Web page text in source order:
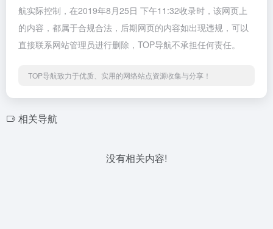
航实际控制，在2019年8月25日 下午11:32收录时，该网页上
的内容，都属于合规合法，后期网页的内容如出现违规，可以
直接联系网站管理员进行删除，TOP导航不承担任何责任。
TOP导航致力于优质、实用的网络站点资源收集与分享！
相关导航
没有相关内容!